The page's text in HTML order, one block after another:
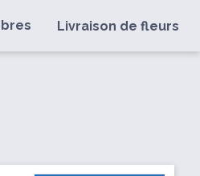
Livraison de fleurs